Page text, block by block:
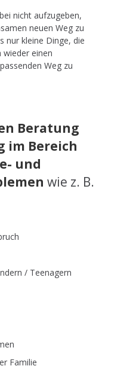
nicht aufzugeben,
neuen Weg zu
nur kleine Dinge, die
wieder einen
Weg zu
Beratung
im Bereich
und
wie z. B.
/ Teenagern
Familie